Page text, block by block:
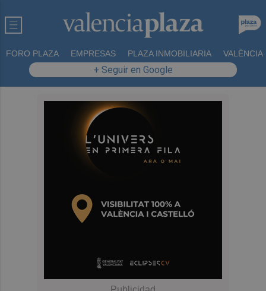
FORO PLAZA EMPRESAS PLAZA INMOBILIARIA VALÈNCIA
+ Seguir en Google